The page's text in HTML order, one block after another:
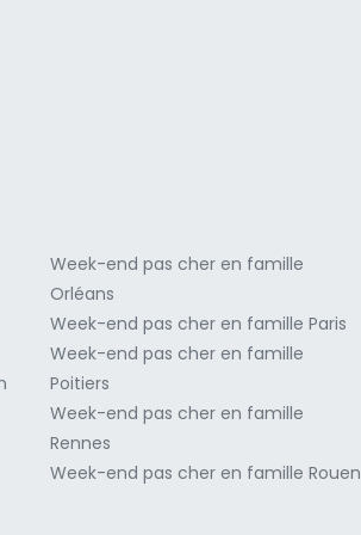
Week-end pas cher en famille
Orléans
Week-end pas cher en famille Paris
Week-end pas cher en famille
Poitiers
Week-end pas cher en famille
Rennes
Week-end pas cher en famille Rouen